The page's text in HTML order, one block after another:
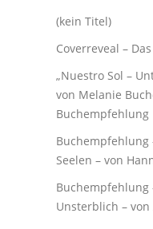
(kein Titel)
Coverreveal –
„Nuestro Sol –
von Melanie
Buchempfehlung
Buchempfehlung
Seelen – von
Buchempfehlung
Unsterblich – von